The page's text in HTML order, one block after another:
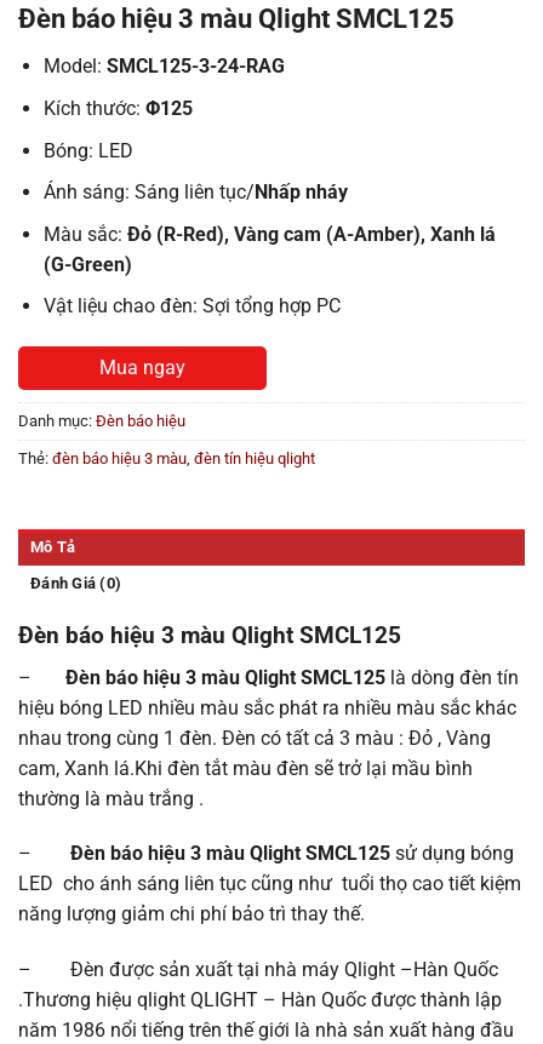
Đèn báo hiệu 3 màu Qlight SMCL125
Model: SMCL125-3-24-RAG
Kích thước: Φ125
Bóng: LED
Ánh sáng: Sáng liên tục/ Nhấp nháy
Màu sắc: Đỏ (R-Red), Vàng cam (A-Amber), Xanh lá
(G-Green)
Vật liệu chao đèn: Sợi tổng hợp PC
Mua ngay
Danh mục: Đèn báo hiệu
Thẻ: đèn báo hiệu 3 màu, đèn tín hiệu qlight
Mô Tả
Đánh Giá (0)
Đèn báo hiệu 3 màu Qlight SMCL125
– Đèn báo hiệu 3 màu Qlight SMCL125 là dòng đèn tín
hiệu bóng LED nhiều màu sắc phát ra nhiều màu sắc khác
nhau trong cùng 1 đèn. Đèn có tất cả 3 màu : Đỏ , Vàng
cam, Xanh lá.Khi đèn tắt màu đèn sẽ trở lại mầu bình
thường là màu trắng .
– Đèn báo hiệu 3 màu Qlight SMCL125 sử dụng bóng
LED cho ánh sáng liên tục cũng như tuổi thọ cao tiết kiệm
năng lượng giảm chi phí bảo trì thay thế.
– Đèn được sản xuất tại nhà máy Qlight –Hàn Quốc
.Thương hiệu qlight QLIGHT – Hàn Quốc được thành lập
năm 1986 nổi tiếng trên thế giới là nhà sản xuất hàng đầu